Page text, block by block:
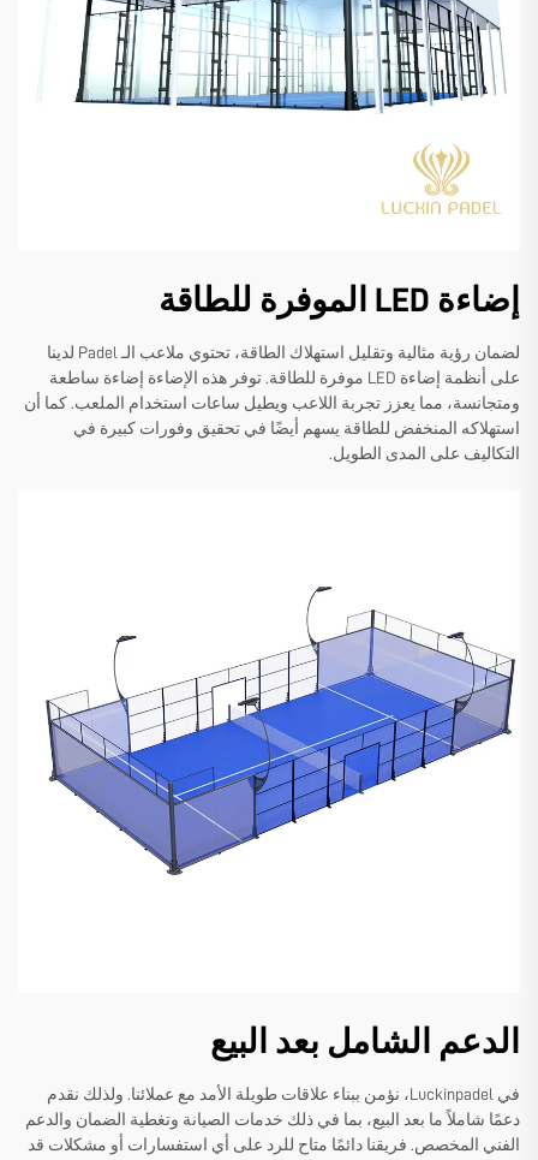
إضاءة LED الموفرة للطاقة
لضمان رؤية مثالية وتقليل استهلاك الطاقة، تحتوي ملاعب الـ Padel لدينا
على أنظمة إضاءة LED موفرة للطاقة. توفر هذه الإضاءة إضاءة ساطعة
ومتجانسة، مما يعزز تجربة اللاعب ويطيل ساعات استخدام الملعب. كما أن
استهلاكه المنخفض للطاقة يسهم أيضًا في تحقيق وفورات كبيرة في
التكاليف على المدى الطويل.
الدعم الشامل بعد البيع
في Luckinpadel، نؤمن ببناء علاقات طويلة الأمد مع عملائنا. ولذلك نقدم
دعمًا شاملاً ما بعد البيع، بما في ذلك خدمات الصيانة وتغطية الضمان والدعم
الفني المخصص. فريقنا دائمًا متاح للرد على أي استفسارات أو مشكلات قد